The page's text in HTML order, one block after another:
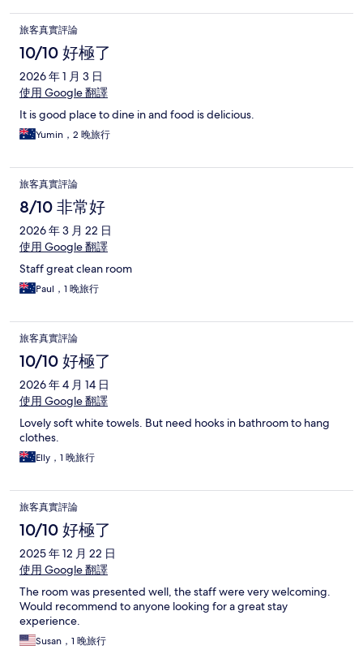
旅客真實評論
10/10 好極了
2026 年 1 月 3 日
使用 Google 翻譯
It is good place to dine in and food is delicious.
Yumin，2 晚旅行
旅客真實評論
8/10 非常好
2026 年 3 月 22 日
使用 Google 翻譯
Staff great clean room
Paul，1 晚旅行
旅客真實評論
10/10 好極了
2026 年 4 月 14 日
使用 Google 翻譯
Lovely soft white towels. But need hooks in bathroom to hang
clothes.
Elly，1 晚旅行
旅客真實評論
10/10 好極了
2025 年 12 月 22 日
使用 Google 翻譯
The room was presented well, the staff were very welcoming.
Would recommend to anyone looking for a great stay
experience.
Susan，1 晚旅行